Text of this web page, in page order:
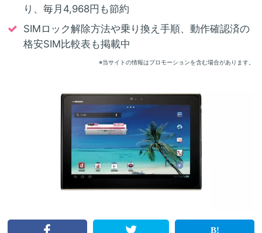
り、毎月4,968円も節約
SIMロック解除方法や乗り換え手順、動作確認済の
格安SIM比較表も掲載中
※当サイトの情報はプロモーションを含む場合があります。